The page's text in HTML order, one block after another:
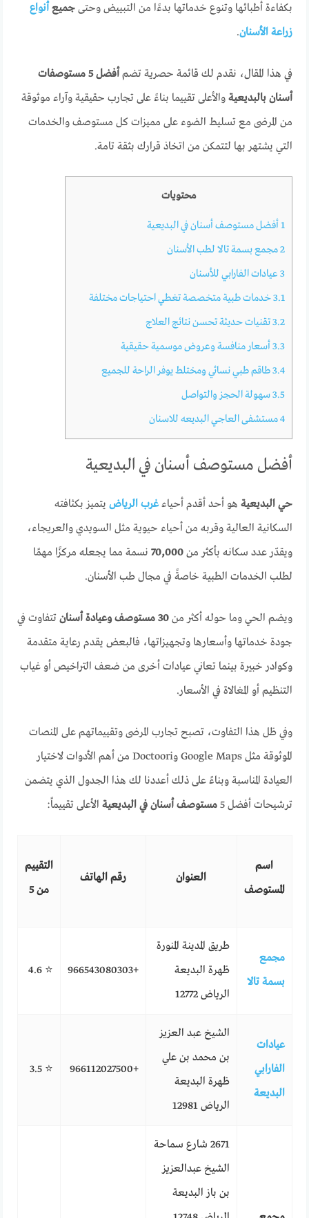
بكفاءة أطبائها وتنوع خدماتها بدءًا من التبييض وحتىجميعأنواع
زراعة الأسنان.
في هذا المقال، نقدم لك قائمة حصرية تضم
أفضل 5 مستوصفات
أسنان بالبديعية والأعلى تقييما بناءً على تجارب حقيقية وآراء موثوقة
من المرضى مع تسليط الضوء على مميزات كل مستوصف والخدمات
التي يشتهر بها لتتمكن من اتخاذ قرارك بثقة تامة.
محتويات
1أفضل مستوصف أسنان في البديعية
2مجمع بسمة تالا لطب الأسنان
3 عيادات الفارابي للأسنان
3.1خدمات طبية متخصصة تغطي احتياجات مختلفة
3.2تقنيات حديثة تحسن نتائج العلاج
3.3أسعار منافسة وعروض موسمية حقيقية
3.4طاقم طبي نسائي ومختلط يوفر الراحة للجميع
3.5سهولة الحجز والتواصل
4مستشفى العاجي البديعه للاسنان
أفضل مستوصف أسنان في البديعية
حي البديعية هو أحد أقدم أحياءغرب الرياض يتميز بكثافته
السكانية العالية وقربه من أحياء حيوية مثل السويدي والعريجاء،
ويقدّر عدد سكانه بأكثر من70,000 نسمة مما يجعله مركزًا مهمًا
لطلب الخدمات الطبية خاصةً في مجال طب الأسنان.
ويضم الحي وما حوله أكثر من30 مستوصف وعيادة أسنان
تتفاوت في
جودة خدماتها وأسعارها وتجهيزاتها، فالبعض يقدم رعاية متقدمة
وكوادر خبيرة بينما تعاني عيادات أخرى من ضعف التراخيص أو غياب
التنظيم أو المغالاة في الأسعار.
وفي ظل هذا التفاوت، تصبح تجارب المرضى وتقييماتهم على المنصات
الموثوقة مثل Google Maps وDoctoori من أهم الأدوات لاختيار
العيادة المناسبة وبناءً على ذلك أعددنا لك هذا الجدول الذي يتضمن
ترشيحات أفضل 5 مستوصف أسنان في البديعية الأعلى تقييماً:
اسم
المستوصف
العنوان رقم الهاتف
التقييم
من 5
مجمع
بسمة تالا
طريق المدينة المنورة
ظهرة البديعة
الرياض 12772
+966543080303
⭐ 4.6
عيادات
الفارابي
البديعة
الشيخ عبد العزيز
بن محمد بن علي
ظهرة البديعة
الرياض 12981
+966112027500
⭐ 3.5
2671 شارع سماحة
الشيخ عبدالعزيز
بن باز البديعة